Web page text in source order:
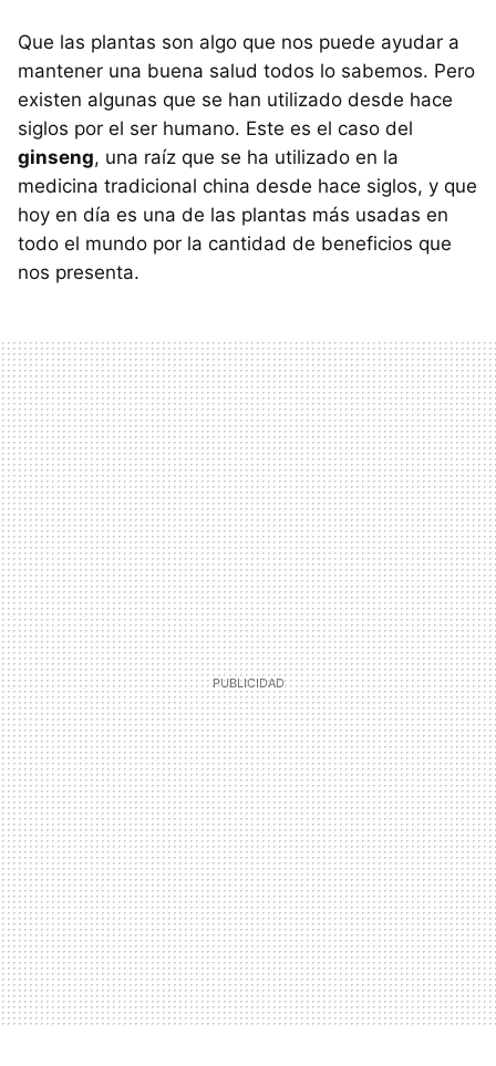
Que las plantas son algo que nos puede ayudar a
mantener una buena salud todos lo sabemos. Pero
existen algunas que se han utilizado desde hace
siglos por el ser humano. Este es el caso del
ginseng, una raíz que se ha utilizado en la
medicina tradicional china desde hace siglos, y que
hoy en día es una de las plantas más usadas en
todo el mundo por la cantidad de beneficios que
nos presenta.